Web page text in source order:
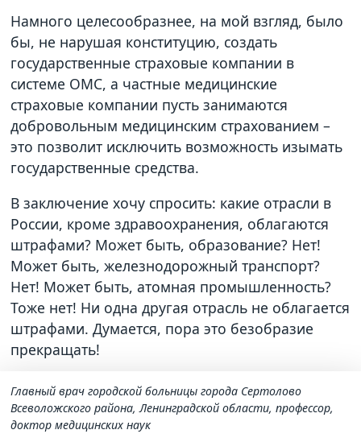
Намного целесообразнее, на мой взгляд, было
бы, не нарушая конституцию, создать
государственные страховые компании в
системе ОМС, а частные медицинские
страховые компании пусть занимаются
добровольным медицинским страхованием –
это позволит исключить возможность изымать
государственные средства.
В заключение хочу спросить: какие отрасли в
России, кроме здравоохранения, облагаются
штрафами? Может быть, образование? Нет!
Может быть, железнодорожный транспорт?
Нет! Может быть, атомная промышленность?
Тоже нет! Ни одна другая отрасль не облагается
штрафами. Думается, пора это безобразие
прекращать!
Главный врач городской больницы города Сертолово
Всеволожского района, Ленинградской области, профессор,
доктор медицинских наук